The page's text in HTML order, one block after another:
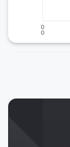
0
0